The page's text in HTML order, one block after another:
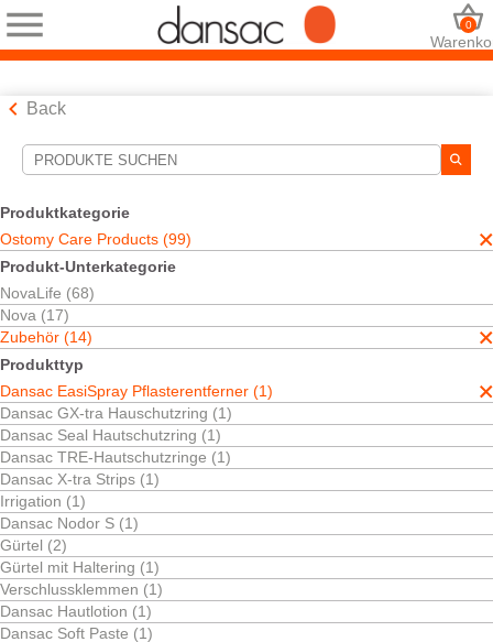
0
Back
Produktkategorie
Ostomy Care Products (99)
Produkt-Unterkategorie
NovaLife (68)
Nova (17)
Zubehör (14)
Produkttyp
Dansac EasiSpray Pflasterentferner (1)
Dansac GX-tra Hauschutzring (1)
Dansac Seal Hautschutzring (1)
Dansac TRE-Hautschutzringe (1)
Dansac X-tra Strips (1)
Irrigation (1)
Dansac Nodor S (1)
Gürtel (2)
Gürtel mit Haltering (1)
Verschlussklemmen (1)
Dansac Hautlotion (1)
Dansac Soft Paste (1)
Suchwerkzeuge
Ihre Auswahl:
Ostomy Care Products
Zubehör
Dansac EasiSpray Pflasterentferner
Hautpflege
Ihre Auswahl hat1Ergebnisse ergeben
Sortieren nach: